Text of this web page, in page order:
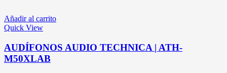
Añadir al carrito
Quick View
AUDÍFONOS AUDIO TECHNICA | ATH-
M50XLAB